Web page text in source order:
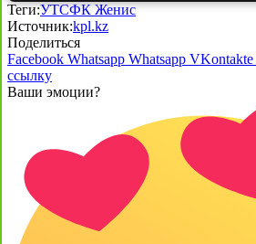
Теги:УТСФК Женис
Источник:kpl.kz
Поделиться
Facebook Whatsapp Whatsapp VKontakte
ссылку
Ваши эмоции?